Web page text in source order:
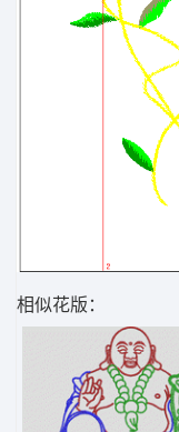
相似花版：